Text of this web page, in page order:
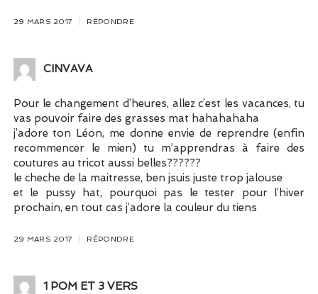
29 MARS 2017 RÉPONDRE
CINVAVA
Pour le changement d’heures, allez c’est les vacances, tu
vas pouvoir faire des grasses mat hahahahaha
j’adore ton Léon, me donne envie de reprendre (enfin
recommencer le mien) tu m’apprendras à faire des
coutures au tricot aussi belles??????
le cheche de la maitresse, ben jsuis juste trop jalouse
et le pussy hat, pourquoi pas le tester pour l’hiver
prochain, en tout cas j’adore la couleur du tiens
29 MARS 2017 RÉPONDRE
1 POM ET 3 VERS